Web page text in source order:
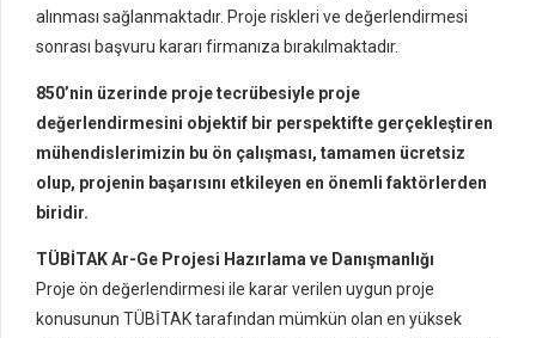
alınması sağlanmaktadır. Proje riskleri ve değerlendirmesi
sonrası başvuru kararı firmanıza bırakılmaktadır.
850’nin üzerinde proje tecrübesiyle proje
değerlendirmesini objektif bir perspektifte gerçekleştiren
mühendislerimizin bu ön çalışması, tamamen ücretsiz
olup, projenin başarısını etkileyen en önemli faktörlerden
biridir.
TÜBİTAK Ar-Ge Projesi Hazırlama ve Danışmanlığı
Proje ön değerlendirmesi ile karar verilen uygun proje
konusunun TÜBİTAK tarafından mümkün olan en yüksek